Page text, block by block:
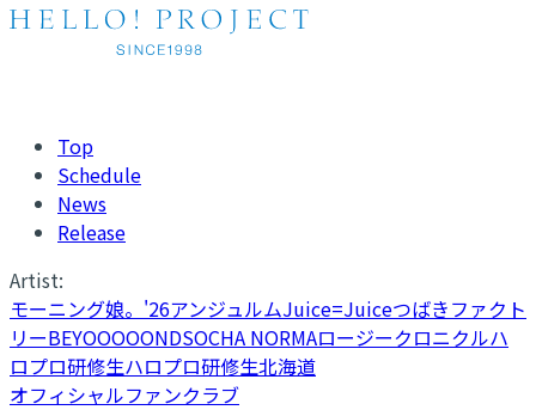
Top
Schedule
News
Release
Artist:
モーニング娘。'26アンジュルムJuice=Juiceつばきファクト
リーBEYOOOOONDSOCHA NORMAロージークロニクルハ
ロプロ研修生ハロプロ研修生北海道
オフィシャルファンクラブ